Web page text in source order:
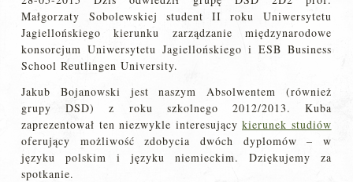
Małgorzaty Sobolewskiej student II roku Uniwersytetu
Jagiellońskiego kierunku zarządzanie międzynarodowe
konsorcjum Uniwersytetu Jagiellońskiego i ESB Business
School Reutlingen University.
Jakub Bojanowski jest naszym Absolwentem (również
grupy DSD) z roku szkolnego 2012/2013. Kuba
zaprezentował ten niezwykle interesującykierunek studiów
oferujący możliwość zdobycia dwóch dyplomów – w
języku polskim i języku niemieckim. Dziękujemy za
spotkanie.